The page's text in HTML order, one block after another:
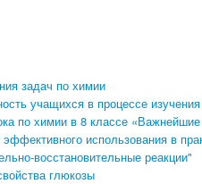
задач по химии
учащихся в процессе
по химии в 8 классе
использования в
восстановительные реакции"
глюкозы